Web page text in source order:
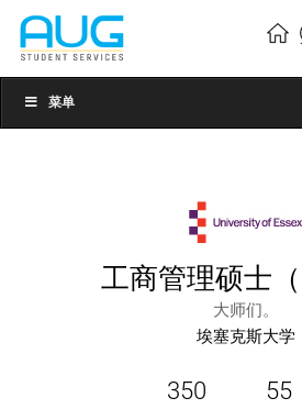
菜单
工商管理硕士（
大师们。
埃塞克斯大学
350 55